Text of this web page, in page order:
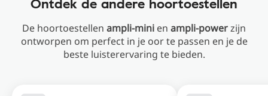
De hoortoestellen ampli-mini en ampli-powerzijn
ontworpen om perfect in je oor te passen en je de
beste luisterervaring te bieden.